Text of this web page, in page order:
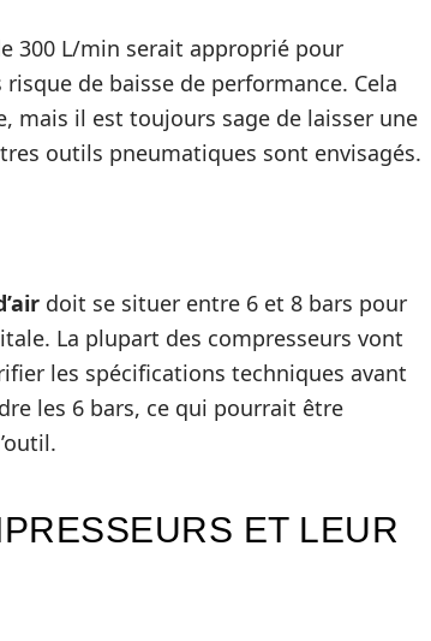
300 L/min serait approprié pour
de baisse de performance. Cela
mais il est toujours sage de laisser une
outils pneumatiques sont envisagés.
doit se situer entre 6 et 8 bars pour
La plupart des compresseurs vont
les spécifications techniques avant
les 6 bars, ce qui pourrait être
ET LEUR